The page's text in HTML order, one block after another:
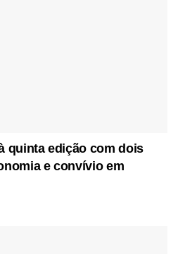
quinta edição com dois
e convívio em